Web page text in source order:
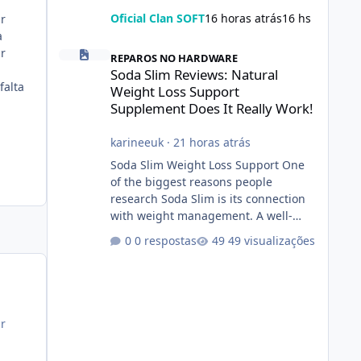
Oficial Clan SOFT16 horas atrás16 hs
REPAROS NO HARDWARE
Soda Slim Reviews: Natural
Weight Loss Support
Supplement Does It Really Work!
karineeuk· 21 horas atrás
Soda Slim Weight Loss Support One
of the biggest reasons people
research Soda Slim is its connection
with weight management. A well-
certain aspects of a healthy routine
0 respostas 49 visualizações